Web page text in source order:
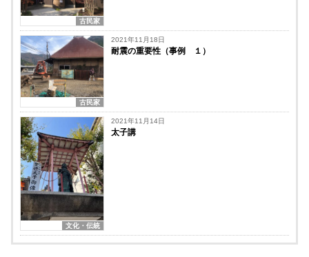
古民家
古民家
2021年11月18日
耐震の重要性（事例 １）
文化・伝統
2021年11月14日
太子講